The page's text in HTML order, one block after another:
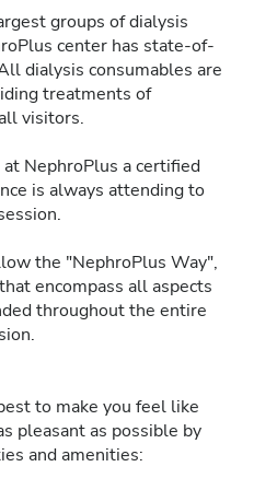
groups of dialysis
center has state-of-
dialysis consumables are
treatments of
visitors.
NephroPlus a certified
is always attending to
the "NephroPlus Way",
encompass all aspects
throughout the entire
to make you feel like
pleasant as possible by
and amenities: